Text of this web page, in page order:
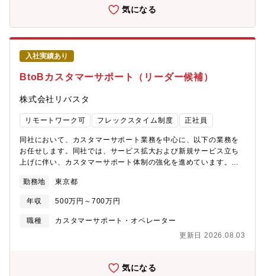
ます。また、上記に加え【簡単・迅速・満足度が高い】サポート
対応の提供をするための仕組み作りを行うことも含まれます。・
サービス・プロダクトの改善・問い合わせやユーザーの行動デー
タなどから課題検知・課題選定・分析データをもとにし、スコー
プ特定や解決策の立案・提案～実行・評価・関連部署との協業及
びプロジェクトのディレクション・カスタマーサポート組織の改
善・業務プロセスの最適化・ツールの導入検討・データ基盤の構
築・関連データの蓄積・集計環境整備【カスタマーサポート本部
について】▼役割お客様の期待を超える体験を提供しファンを創
出することで、タイミーの成長に貢献することカスタマーサポー
ト本部は3つの部署から構成されています。・お客様対応をするオ
ペレーション部・カスタマーサポートの採用・研修・品質管理を
担当するHRD部(人材開発部）・業務改善を担い、FAQ管理・チャ
ットボットの運用などを担当するCX部があり、お客様がタイミー
を快適にご利用いただくサポートをしています。【募集背景】サ
スのシェア率を獲得しているものの全労働市場に対する残マーケ
くためには顧客接点の一連の責任を持つカスタマーサポートの成
熟が不可欠となります。お客様の期待を超える体験を提供しファ
募集しています。【魅力】・ビジネス視点を持ってカスタマーサ
長している組織での0→1、1→10、10→100を含めたCS経験を積
むことができます・最前線の立場でお客様の声をタイミー全体に
気になる
入社実績あり
BtoBカスタマーサポート（リーダー候補）
株式会社リバスタ
リモートワーク可 フレックスタイム制度 正社員
同社において、カスタマーサポート業務を中心に、以下の業務を
お任せします。同社では、サービス拡大および新規サービス立ち
上げに伴い、カスタマーサポート体制の強化を進めています。単
問い合わせ内容やサービス利用データを取得・分析し、課題の抽
出や改善活動を主体的に行っていただける方を募集します。将来
的には、新規サービス立ち上げ時においてサポート体制をゼロか
ら設計し、営業担当・開発担当と連携しながら、積極的な顧客サ
す。【職務内容】■お客様対応業務 - 電話／メール／フォームで
あり ■外部委託先コールセンターの管理 - 応対品質のモニタリン
グ - エスカレーション対応 - 社内ナレッジ管理 ■エンドユーザ
勤務地 東京都
年収 500万円～700万円
職種
カスタマーサポート・オペレーター
更新日 2026.08.03
気になる